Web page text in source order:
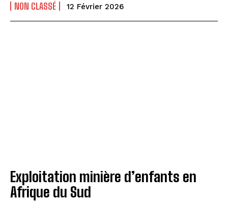
NON CLASSÉ 12 Février 2026
Exploitation minière d’enfants en
Afrique du Sud